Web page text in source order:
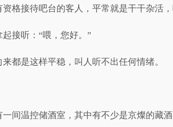
格接待吧台的客人，平常就是干干杂活，
接听：“喂，您好。”
都是这样平稳，叫人听不出任何情绪。
间温控储酒室，其中有不少是京燦的藏酒